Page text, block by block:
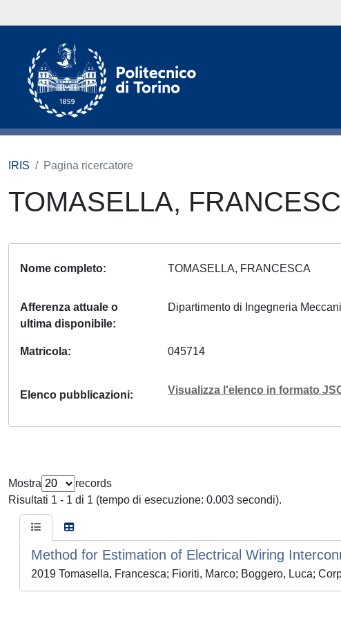
IRIS Pagina ricercatore
TOMASELLA,
Nome completo TOMASELLA, FRANCESCA
Afferenza attuale o
ultima disponibile
Dipartimento di Ingegneria
Matricola 045714
Elenco pubblicazioni Visualizza l'elenco in formato
Mostra
records
Risultati 1 - 1 di 1 (tempo di esecuzione: 0.003 secondi).
Method for Estimation of Electrical Wiring
2019 Tomasella, Francesca; Fioriti, Marco; Boggero, Luca;